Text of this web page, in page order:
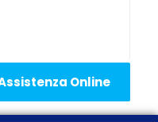
Online